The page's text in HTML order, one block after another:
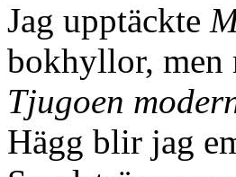
Jag upptäckte
bokhyllor, men
Tjugoen
Hägg blir jag